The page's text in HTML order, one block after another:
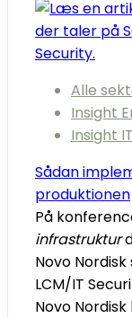
Alle
Insight
Insight IT
Sådan
produktionen
På
infrastruktur
Novo
LCM/IT
Novo